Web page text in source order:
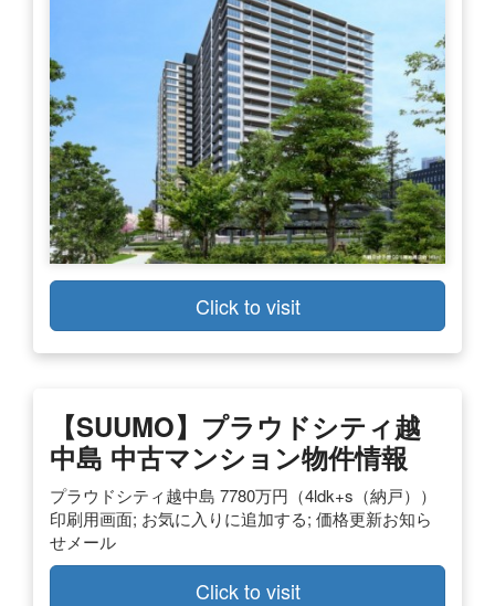
Click to visit
【SUUMO】プラウドシティ越
中島 中古マンション物件情報
プラウドシティ越中島 7780万円（4ldk+s（納戸））
印刷用画面; お気に入りに追加する; 価格更新お知ら
せメール
Click to visit